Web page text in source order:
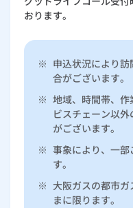
おります。
※ 申込状況により
合がございます。
※ 地域、時間帯、
ビスチェーン以
がございます。
※ 事象により、一
す。
※ 大阪ガスの都市
まに限ります。